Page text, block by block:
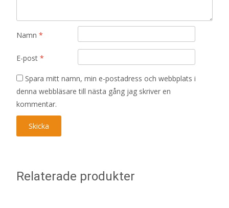
Namn *
E-post *
Spara mitt namn, min e-postadress och webbplats i
denna webbläsare till nästa gång jag skriver en
kommentar.
Relaterade produkter